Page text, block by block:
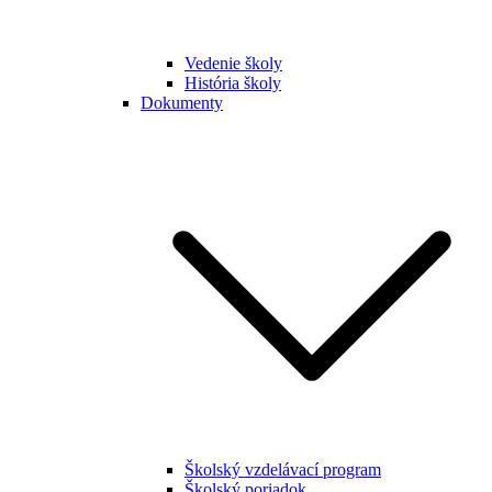
Vedenie školy
História školy
Dokumenty
Školský vzdelávací program